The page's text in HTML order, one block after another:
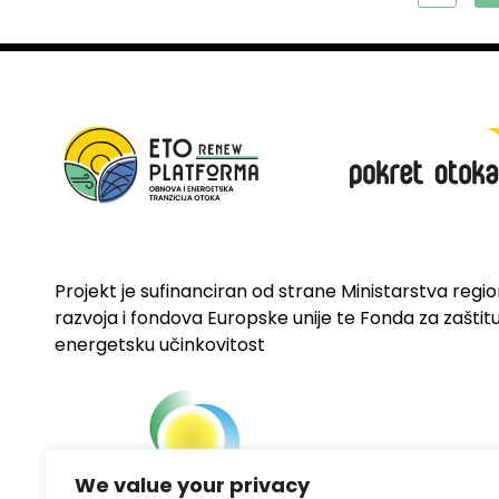
We value your privacy
Projekt je sufinanciran od strane Ministarstva
razvoja i fondova Europske unije te Fonda za
energetsku učinkovitost